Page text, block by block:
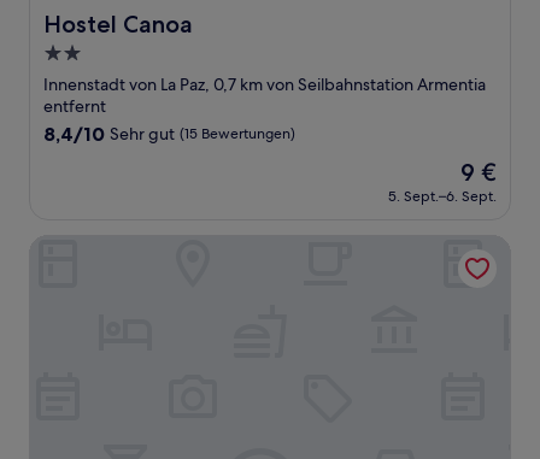
Hostel Canoa
Hostel Canoa
2.0-
Sterne-
Unterkunft
Innenstadt von La Paz, 0,7 km von Seilbahnstation Armentia
entfernt
8.4
(15
8,4/10 Sehr gut (15 Bewertungen)
Der
Preis
beträgt
9 €
5. Sept.–6. Sept.